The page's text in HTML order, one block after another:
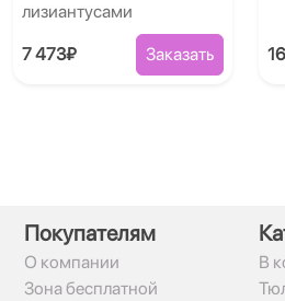
лизиантусами
7 473₽ Заказать
Покупателям
О компании
Зона бесплатной
В